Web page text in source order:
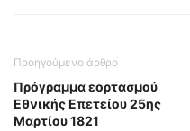
Προηγούμενο άρθρο
Πρόγραμμα εορτασμού
Εθνικής Επετείου 25ης
Μαρτίου 1821